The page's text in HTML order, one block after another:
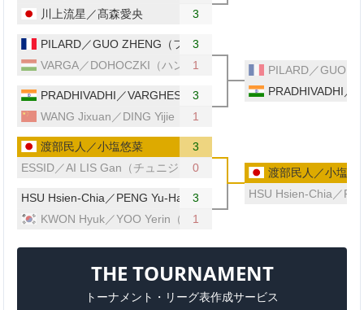
川上流星／髙森愛央
3
PILARD／GUO ZHENG（フランス）
3
VARGA／DOHOCZKI（ハンガリー）
1
PRADHIVADHI／VARGHESE（インド）
3
WANG Jixuan／DING Yijie（中国）
1
渡部民人／小塩悠菜
3
ESSID／AI LIS Gan（チュニジア／マレーシア）
0
HSU Hsien-Chia／PENG Yu-Han（台湾）
3
KWON Hyuk／YOO Yerin（韓国）
1
PILARD／GUO
PRADHIVADHI／
渡部民人／小塩悠
HSU Hsien-Chia／
THE TOURNAMENT
トーナメント・リーグ表作成サービス